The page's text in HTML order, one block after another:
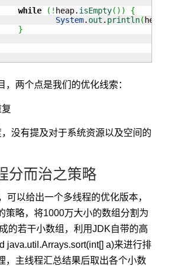
while
( ! heap. isEmpty( ) )
{
System. out . println( heap.
}
，两个点是我们的优化线索：
没有提及对于系统资源以及空间的
分而治之策略
可以给出一个多线程的优化版本，
策略，将1000万大小的数组分割为
的若干小数组，利用JDK自带的高
java.util.Arrays.sort(int[] a)来进行排
，主线程汇总结果后取出各个小数